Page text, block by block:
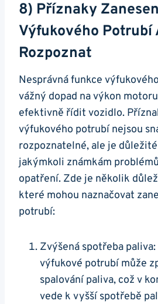
8) Příznaky
Výfukového Potrubí
Rozpoznat
Nesprávná funkce
vážný dopad na výkon
‌efektivně​ řídit ‍vozidlo.
výfukového potrubí nejsou
rozpoznatelné, ale je
jakýmkoli známkám
opatření. Zde je několik
které⁣ mohou naznačovat
potrubí:
Zvýšená spotřeba
výfukové potrubí ⁣může
‍spalování paliva, což v⁤
vede k vyšší‌ spotřebě‍